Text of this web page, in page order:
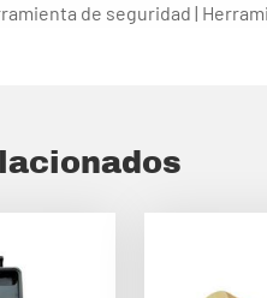
de seguridad |